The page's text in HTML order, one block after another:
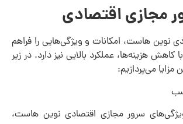
مجازی اقتصادی
نوین هاست، امکانات و ویژگی‌هایی را فراهم
هزینه‌ها، عملکرد بالایی نیز دارد. در زیر
مزایا می‌پردازیم:
سرور مجازی اقتصادی نوین هاست،